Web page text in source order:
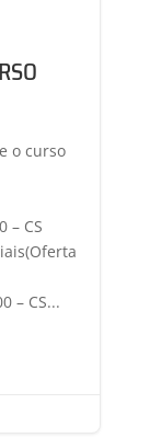
o curso
– CS
– CS...